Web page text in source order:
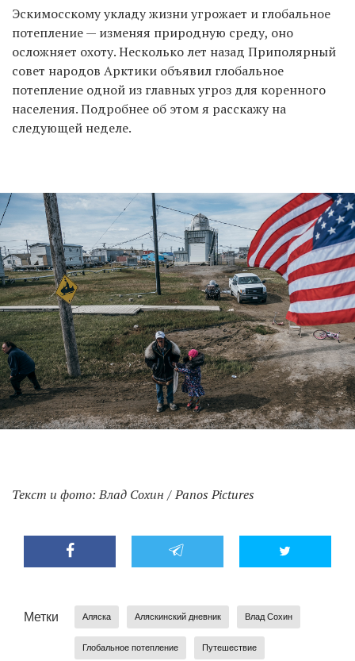
Эскимосскому укладу жизни угрожает и глобальное
потепление — изменяя природную среду, оно
осложняет охоту. Несколько лет назад Приполярный
совет народов Арктики объявил глобальное
потепление одной из главных угроз для коренного
населения. Подробнее об этом я расскажу на
следующей неделе.
Текст и фото: Влад Сохин / Panos Pictures
Метки Аляска Аляскинский дневник Влад Сохин
Глобальное потепление Путешествие